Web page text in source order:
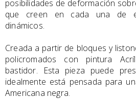
posibilidades de deformación
que creen en cada una de
dinámicos.
Creada a partir de bloques y
policromados con pintura
bastidor. Esta pieza puede
idealmente está pensada para
Americana negra.